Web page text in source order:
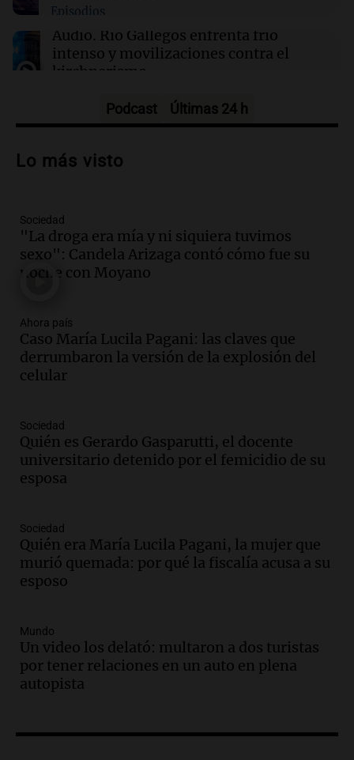
en Canadá
Episodios
Audio. Río Gallegos enfrenta frío
intenso y movilizaciones contra el
kirchnerismo
Audio.Debate en el Senado sobre
la soberanía digital en Argentina
Audio.
de semana helado y ciudadanos
marchan contra reforma de tierras
Panorama Federal
Audio.
El "Mono" de Kapanga
adelantó su show en Rosario.
Viva la Radio Rosario
Episodios
en suspenso a hombre por simular robo
de recaudación en San Luis
Panorama Federal
Episodios
ayuda por problemas de fertilidad y la
ostentación de millonarios
Amamos Argentina
Episodios
avanza con testimonios clave sobre el
accidente en Villa Dolores
Panorama Federal
Episodios
tributo todos los jueves
Podcast Últimas 24 h
Lo más visto
Sociedad
"La droga era mía y ni siquiera tuvimos
sexo": Candela Arizaga contó cómo fue su
noche con Moyano
Ahora país
Caso María Lucila Pagani: las claves que
derrumbaron la versión de la explosión del
celular
Sociedad
Quién es Gerardo Gasparutti, el docente
universitario detenido por el femicidio de su
esposa
Sociedad
Quién era María Lucila Pagani, la mujer que
murió quemada: por qué la fiscalía acusa a su
esposo
Mundo
Un video los delató: multaron a dos turistas
por tener relaciones en un auto en plena
autopista